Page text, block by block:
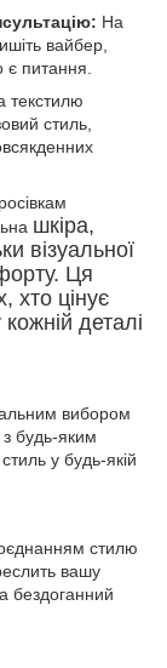
На
вайбер,
питання.
текстилю
стиль,
шкіра,
візуальної
Ця
хто цінує
деталі
вибором
будь-яким
у будь-якій
стилю
вашу
бездоганний